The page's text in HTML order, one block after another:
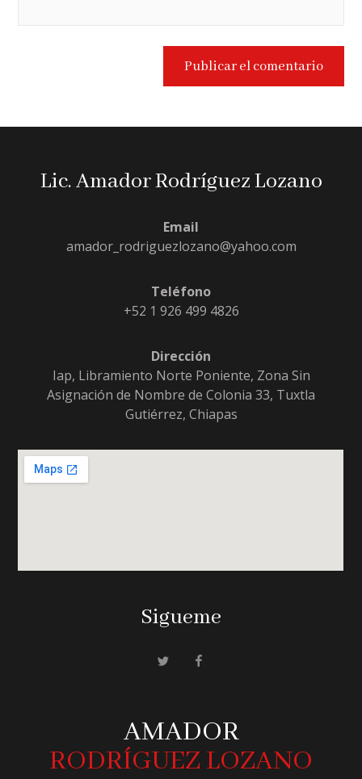
Lic. Amador Rodríguez Lozano
Email
amador_rodriguezlozano@yahoo.com
Teléfono
+52 1 926 499 4826
Dirección
Iap, Libramiento Norte Poniente, Zona Sin
Asignación de Nombre de Colonia 33, Tuxtla
Gutiérrez, Chiapas
Sigueme
AMADOR
RODRÍGUEZ LOZANO